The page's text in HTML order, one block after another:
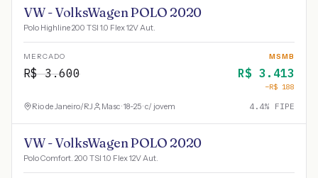
VW - VolksWagen POLO 2020
Polo Highline 200 TSI 1.0 Flex 12V Aut.
MERCADO
R$3.600
MSMB
R$ 3.413
−R$ 188
Rio de Janeiro/RJ Masc · 18-25 · c/ jovem 4.4% FIPE
VW - VolksWagen POLO 2020
Polo Comfort. 200 TSI 1.0 Flex 12V Aut.